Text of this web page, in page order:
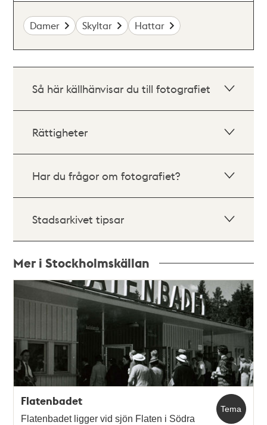
Damer Skyltar Hattar
Så här källhänvisar du till fotografiet
Rättigheter
Har du frågor om fotografiet?
Stadsarkivet tipsar
Mer i Stockholmskällan
Relaterade
poster
Tema
Flatenbadet
Flatenbadet ligger vid sjön Flaten i Södra